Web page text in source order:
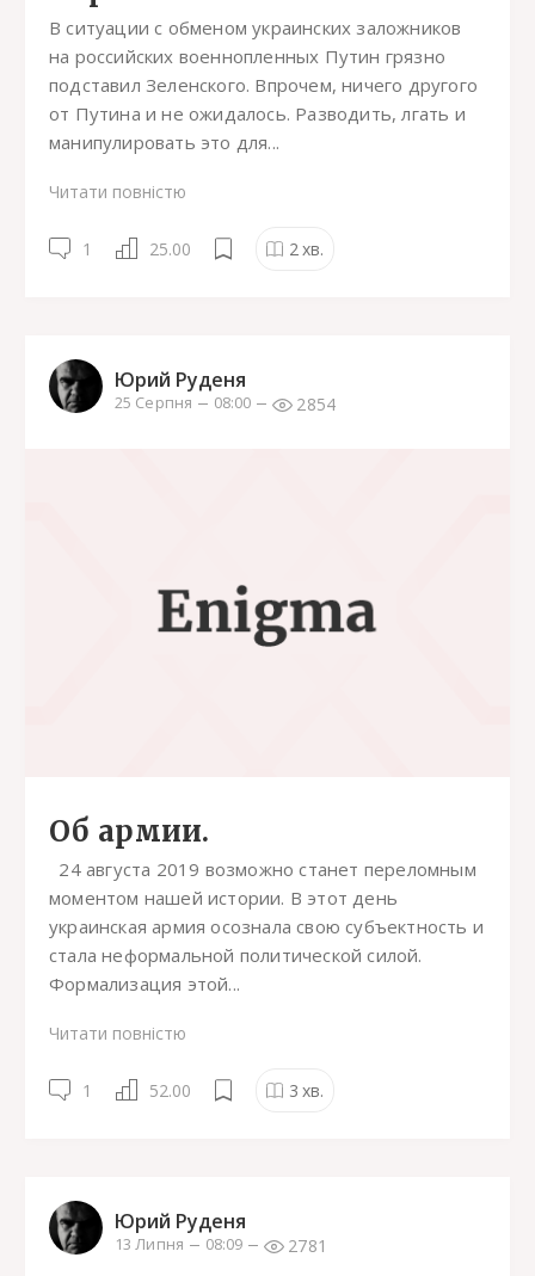
В ситуации с обменом украинских заложников
на российских военнопленных Путин грязно
подставил Зеленского. Впрочем, ничего другого
от Путина и не ожидалось. Разводить, лгать и
манипулировать это для...
Читати повністю
1 25.00 2хв.
Юрий Руденя
25 Серпня 08:00 2854
Об армии.
24 августа 2019 возможно станет переломным
моментом нашей истории. В этот день
украинская армия осознала свою субъектность и
стала неформальной политической силой.
Формализация этой...
Читати повністю
1 52.00 3 хв.
Юрий Руденя
13 Липня 08:09 2781